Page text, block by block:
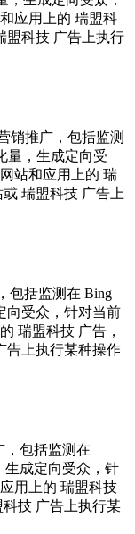
应用上的 瑞盟科
盟科技 广告上执行
销推广，包括监测
量，生成定向受
站和应用上的 瑞
瑞盟科技 广告上
包括监测在 Bing
向受众，针对当前
瑞盟科技 广告，
告上执行某种操作
，包括监测在
生成定向受众，针
用上的 瑞盟科技
技 广告上执行某